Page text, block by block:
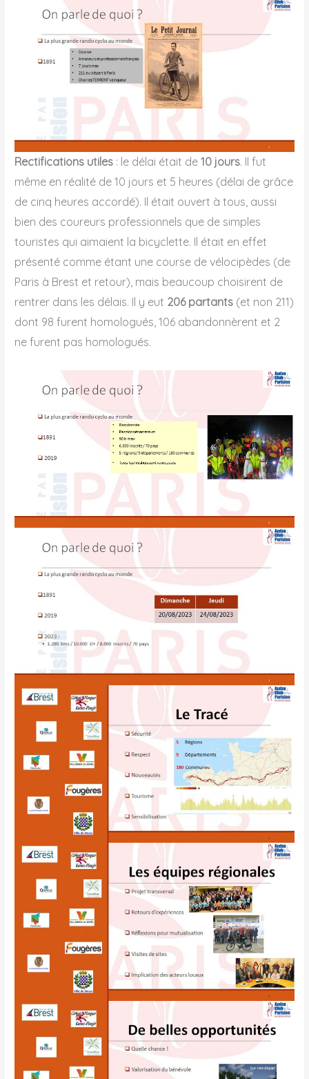
Rectifications utiles : le délai était de10 jours. Il fut
même en réalité de 10 jours et 5 heures (délai de grâce
de cinq heures accordé). Il était ouvert à tous, aussi
bien des coureurs professionnels que de simples
touristes qui aimaient la bicyclette. Il était en effet
présenté comme étant une course de vélocipèdes (de
Paris à Brest et retour), mais beaucoup choisirent de
rentrer dans les délais. Il y eut 206 partants (et non 211)
dont 98 furent homologués, 106 abandonnèrent et 2
ne furent pas homologués.